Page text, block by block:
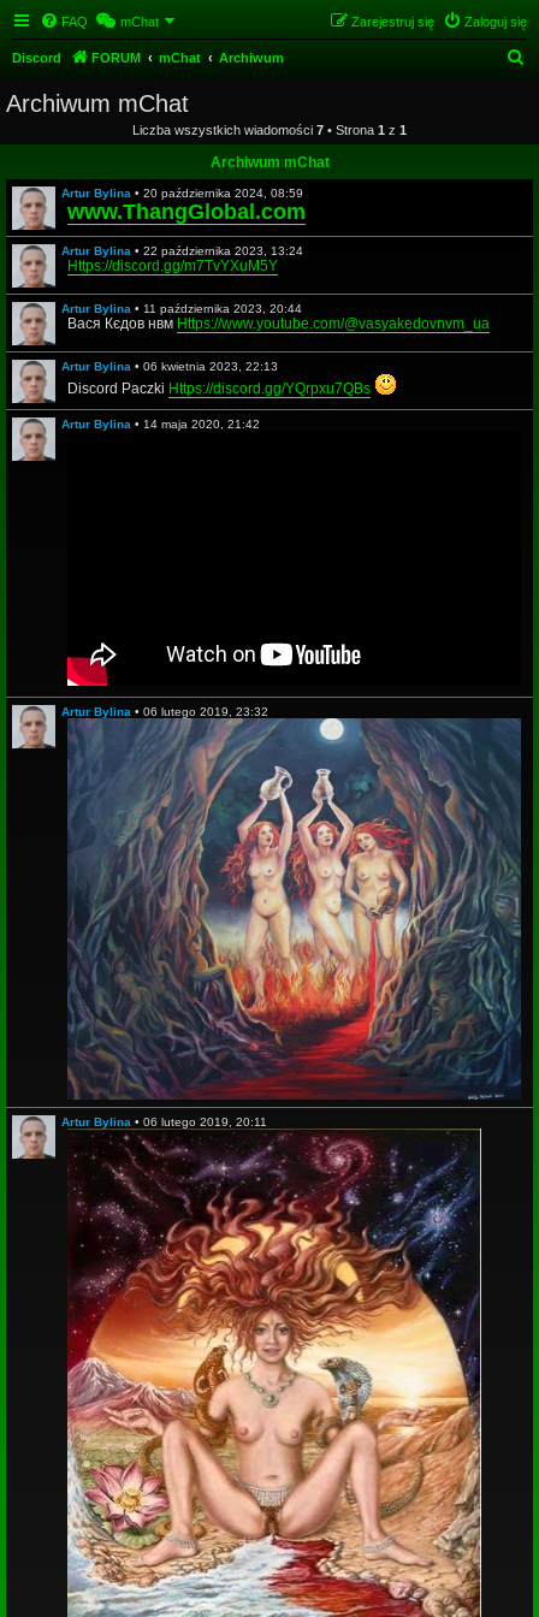
FAQ mChat Zaloguj się
Zarejestruj się
Discord FORUM mChat Archiwum
k
Archiwum mChat
Liczba wszystkich wiadomości 7 • Strona 1 z 1
Archiwum mChat
Artur Bylina • 20 października 2024, 08:59
www.ThangGlobal.com
Artur Bylina • 22 października 2023, 13:24
Https://discord.gg/m7TvYXuM5Y
Artur Bylina • 11 października 2023, 20:44
Вася Кєдов нвм Https://www.youtube.com/@vasyakedovnvm_ua
Artur Bylina • 06 kwietnia 2023, 22:13
Discord Paczki Https://discord.gg/YQrpxu7QBs
Artur Bylina • 14 maja 2020, 21:42
Artur Bylina • 06 lutego 2019, 23:32
Artur Bylina • 06 lutego 2019, 20:11